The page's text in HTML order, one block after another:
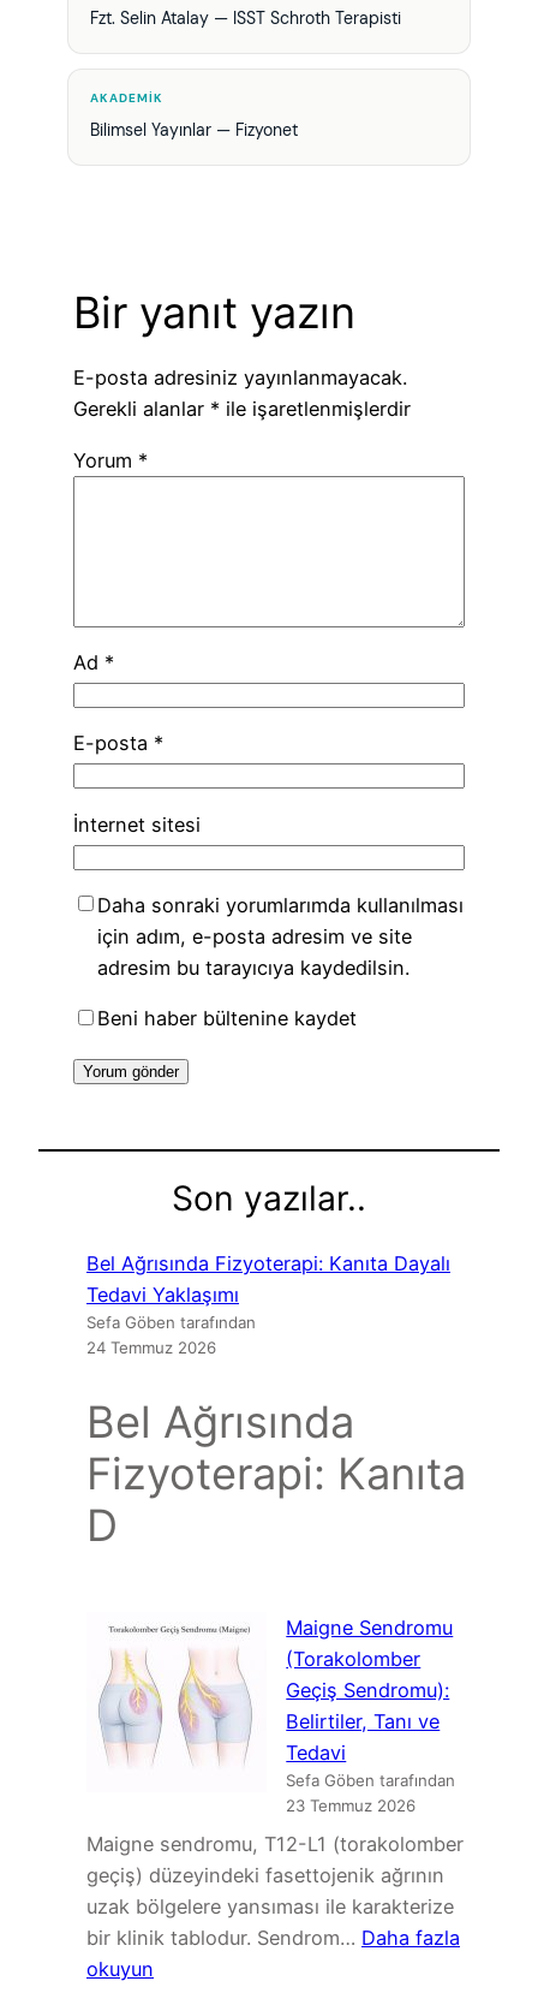
Fzt. Selin Atalay — ISST Schroth Terapisti
AKADEMIK
Bilimsel Yayınlar — Fizyonet
Bir yanıt yazın
E-posta adresiniz yayınlanmayacak.
Gerekli alanlar * ile işaretlenmişlerdir
Yorum *
Ad *
E-posta *
İnternet sitesi
Daha sonraki yorumlarımda kullanılması
için adım, e-posta adresim ve site
adresim bu tarayıcıya kaydedilsin.
Beni haber bültenine kaydet
Son yazılar..
Bel Ağrısında Fizyoterapi: Kanıta Dayalı
Tedavi Yaklaşımı
Sefa Göben tarafından
24 Temmuz 2026
Bel Ağrısında
Fizyoterapi: Kanıta
D
Maigne Sendromu
(Torakolomber
Geçiş Sendromu):
Belirtiler, Tanı ve
Tedavi
Sefa Göben tarafından
23 Temmuz 2026
Maigne sendromu, T12-L1 (torakolomber
geçiş) düzeyindeki fasettojenik ağrının
uzak bölgelere yansıması ile karakterize
bir klinik tablodur. Sendrom… Daha fazla
okuyun